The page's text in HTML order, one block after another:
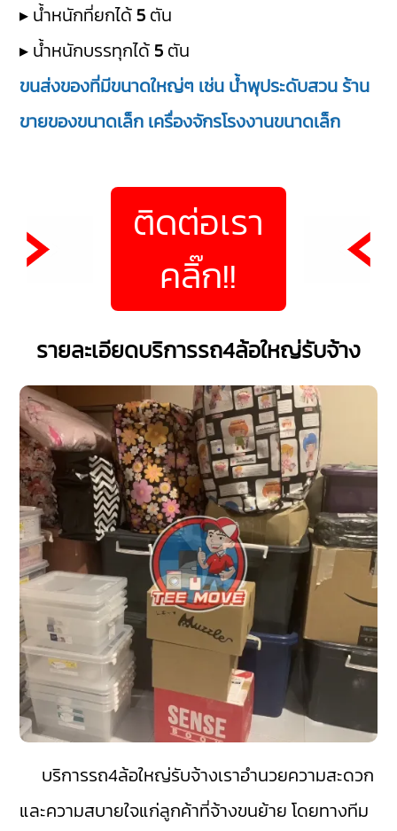
▸ น้ำหนักที่ยกได้ 5 ตัน
▸ น้ำหนักบรรทุกได้ 5 ตัน
ขนส่งของที่มีขนาดใหญ่ๆ เช่น น้ำพุประดับสวน ร้าน
ขายของขนาดเล็ก เครื่องจักรโรงงานขนาดเล็ก
ติดต่อเรา
คลิ๊ก!!
รายละเอียดบริการรถ4ล้อใหญ่รับจ้าง
บริการรถ4ล้อใหญ่รับจ้างเราอำนวยความสะดวก
และความสบายใจแก่ลูกค้าที่จ้างขนย้าย โดยทางทีม